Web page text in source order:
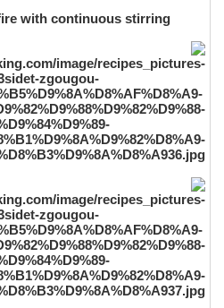
with continuous stirring